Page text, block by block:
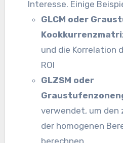
Interesse. Einige
GLCM oder
und die Korrelation
ROI
GLZSM oder
verwendet, um den
der homogenen
berechnen.